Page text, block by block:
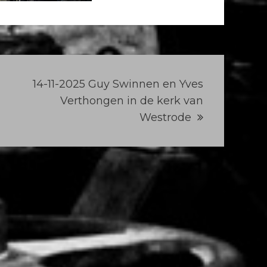
14-11-2025 Guy Swinnen en Yves
Verthongen in de kerk van
Westrode